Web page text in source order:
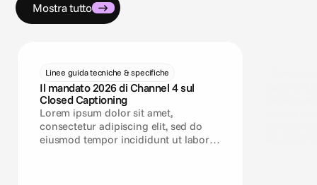
Mostra tutto
Linee guida tecniche & specifiche
Il mandato 2026 di Channel 4 sul
Closed Captioning
Lorem ipsum dolor sit amet,
consectetur adipiscing elit, sed do
eiusmod tempor incididunt ut labore